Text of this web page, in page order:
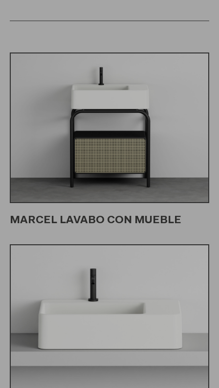
MARCEL LAVABO CON MUEBLE